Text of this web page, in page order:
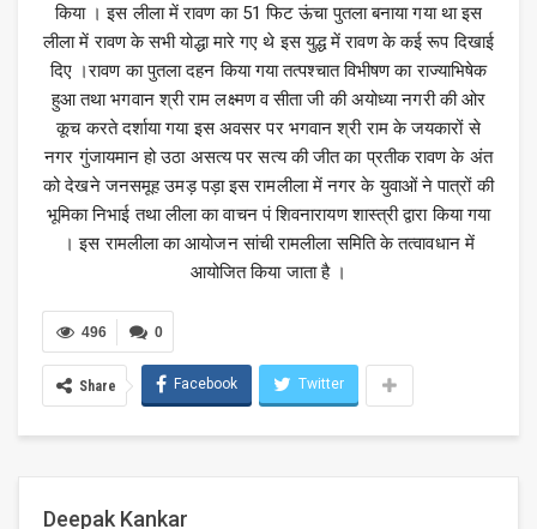
किया । इस लीला में रावण का 51 फिट ऊंचा पुतला बनाया गया था इस
लीला में रावण के सभी योद्धा मारे गए थे इस युद्ध में रावण के कई रूप दिखाई
दिए ।रावण का पुतला दहन किया गया तत्पश्चात विभीषण का राज्याभिषेक
हुआ तथा भगवान श्री राम लक्ष्मण व सीता जी की अयोध्या नगरी की ओर
कूच करते दर्शाया गया इस अवसर पर भगवान श्री राम के जयकारों से
नगर गुंजायमान हो उठा असत्य पर सत्य की जीत का प्रतीक रावण के अंत
को देखने जनसमूह उमड़ पड़ा इस रामलीला में नगर के युवाओं ने पात्रों की
भूमिका निभाई तथा लीला का वाचन पं शिवनारायण शास्त्री द्वारा किया गया
। इस रामलीला का आयोजन सांची रामलीला समिति के तत्वावधान में
आयोजित किया जाता है ।
0
496
Share Facebook Twitter
Deepak Kankar